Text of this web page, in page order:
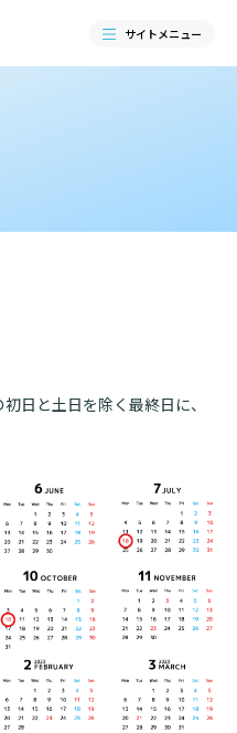
サイトメニュー
プ
日と土日を除く最終日に、